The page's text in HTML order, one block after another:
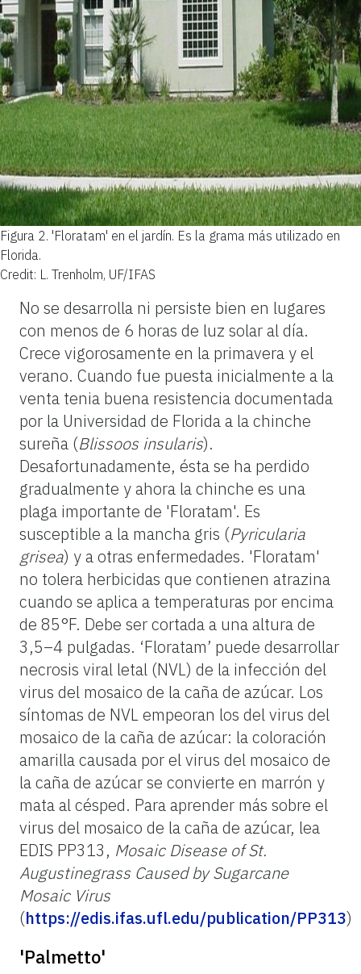
Figura 2. 'Floratam' en el jardín. Es la grama más utilizado en
Florida.
Credit: L. Trenholm, UF/IFAS
No se desarrolla ni persiste bien en lugares
con menos de 6 horas de luz solar al día.
Crece vigorosamente en la primavera y el
verano. Cuando fue puesta inicialmente a la
venta tenia buena resistencia documentada
por la Universidad de Florida a la chinche
sureña (Blissoos insularis).
Desafortunadamente, ésta se ha perdido
gradualmente y ahora la chinche es una
plaga importante de 'Floratam'. Es
susceptible a la mancha gris (Pyricularia
grisea) y a otras enfermedades. 'Floratam'
no tolera herbicidas que contienen atrazina
cuando se aplica a temperaturas por encima
de 85°F. Debe ser cortada a una altura de
3,5–4 pulgadas. ‘Floratam’ puede desarrollar
necrosis viral letal (NVL) de la infección del
virus del mosaico de la caña de azúcar. Los
síntomas de NVL empeoran los del virus del
mosaico de la caña de azúcar: la coloración
amarilla causada por el virus del mosaico de
la caña de azúcar se convierte en marrón y
mata al césped. Para aprender más sobre el
virus del mosaico de la caña de azúcar, lea
EDIS PP313, Mosaic Disease of St.
Augustinegrass Caused by Sugarcane
Mosaic Virus
(https://edis.ifas.ufl.edu/publication/PP313)
'Palmetto'